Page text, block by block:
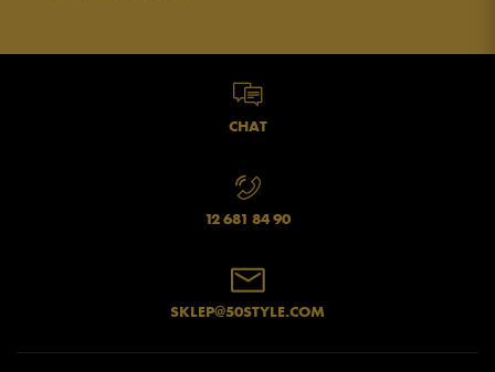
CHAT
12 681 84 90
SKLEP@50STYLE.COM